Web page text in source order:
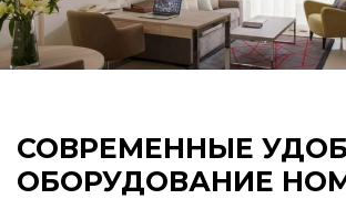
СОВРЕМЕННЫЕ
ОБОРУДОВАНИЕ